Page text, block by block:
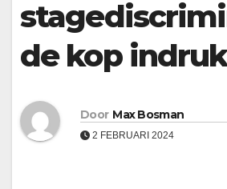
de kop
Door Max Bosman
2 FEBRUARI 2024